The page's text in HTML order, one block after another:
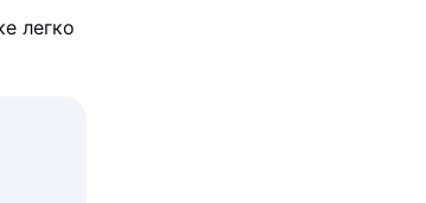
легко